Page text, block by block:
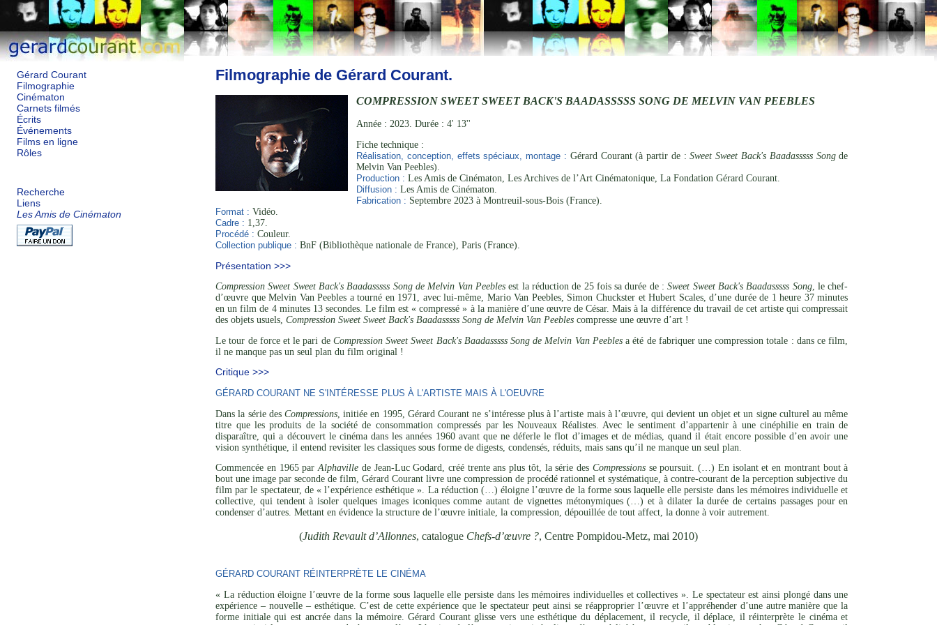
Gérard Courant
Filmographie
Cinématon
Carnets filmés
Écrits
Événements
Films en ligne
Rôles
Recherche
Liens
Les Amis de Cinématon
Filmographie de Gérard Courant.
COMPRESSION SWEET SWEET BACK'S BAADASSSSS SONG DE MELVIN VAN PEEBLES
Année : 2023. Durée : 4' 13''
Fiche technique :
Réalisation, conception, effets spéciaux, montage : Gérard Courant (à partir de :Sweet Sweet Back's Baadasssss Songde
Melvin Van Peebles).
Production : Les Amis de Cinématon, Les Archives de l’Art Cinématonique, La Fondation Gérard Courant.
Diffusion : Les Amis de Cinématon.
Fabrication : Septembre 2023 à Montreuil-sous-Bois (France).
Format : Vidéo.
Cadre : 1,37.
Procédé : Couleur.
Collection publique : BnF (Bibliothèque nationale de France), Paris (France).
Présentation >>>
Compression Sweet Sweet Back's Baadasssss Song de Melvin Van Peeblesest la réduction de 25 fois sa durée de :Sweet Sweet Back's Baadasssss Song, le chef-
d’œuvre que Melvin Van Peebles a tourné en 1971, avec lui-même, Mario Van Peebles, Simon Chuckster et Hubert Scales, d’une durée de 1 heure 37 minutes
en un film de 4 minutes 13 secondes. Le film est « compressé » à la manière d’une œuvre de César. Mais à la différence du travail de cet artiste qui compressait
des objets usuels,Compression Sweet Sweet Back's Baadasssss Song de Melvin Van Peebles compresse une œuvre d’art !
Le tour de force et le pari de Compression Sweet Sweet Back's Baadasssss Song de Melvin Van Peeblesa été de fabriquer une compression totale : dans ce film,
il ne manque pas un seul plan du film original !
Critique >>>
GÉRARD COURANT NE S'INTÉRESSE PLUS À L'ARTISTE MAIS À L'OEUVRE
Dans la série desCompressions , initiée en 1995, Gérard Courant ne s’intéresse plus à l’artiste mais à l’œuvre, qui devient un objet et un signe culturel au même
titre que les produits de la société de consommation compressés par les Nouveaux Réalistes. Avec le sentiment d’appartenir à une cinéphilie en train de
disparaître, qui a découvert le cinéma dans les années 1960 avant que ne déferle le flot d’images et de médias, quand il était encore possible d’en avoir une
vision synthétique, il entend revisiter les classiques sous forme de digests, condensés, réduits, mais sans qu’il ne manque un seul plan.
Commencée en 1965 parAlphaville de Jean-Luc Godard, créé trente ans plus tôt, la série des Compressionsse poursuit. (…) En isolant et en montrant bout à
bout une image par seconde de film, Gérard Courant livre une compression de procédé rationnel et systématique, à contre-courant de la perception subjective du
film par le spectateur, de « l’expérience esthétique ». La réduction (…) éloigne l’œuvre de la forme sous laquelle elle persiste dans les mémoires individuelle et
collective, qui tendent à isoler quelques images iconiques comme autant de vignettes métonymiques (…) et à dilater la durée de certains passages pour en
condenser d’autres. Mettant en évidence la structure de l’œuvre initiale, la compression, dépouillée de tout affect, la donne à voir autrement.
(Judith Revault d’Allonnes, catalogue Chefs-d’œuvre ?, Centre Pompidou-Metz, mai 2010)
GÉRARD COURANT RÉINTERPRÈTE LE CINÉMA
« La réduction éloigne l’œuvre de la forme sous laquelle elle persiste dans les mémoires individuelles et collectives ». Le spectateur est ainsi plongé dans une
expérience – nouvelle – esthétique. C’est de cette expérience que le spectateur peut ainsi se réapproprier l’œuvre et l’appréhender d’une autre manière que la
forme initiale qui est ancrée dans la mémoire. Gérard Courant glisse vers une esthétique du déplacement, il recycle, il déplace, il réinterprète le cinéma et